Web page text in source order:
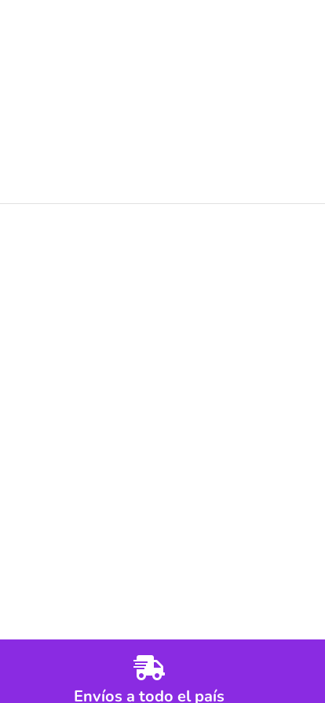
Envíos a todo el país